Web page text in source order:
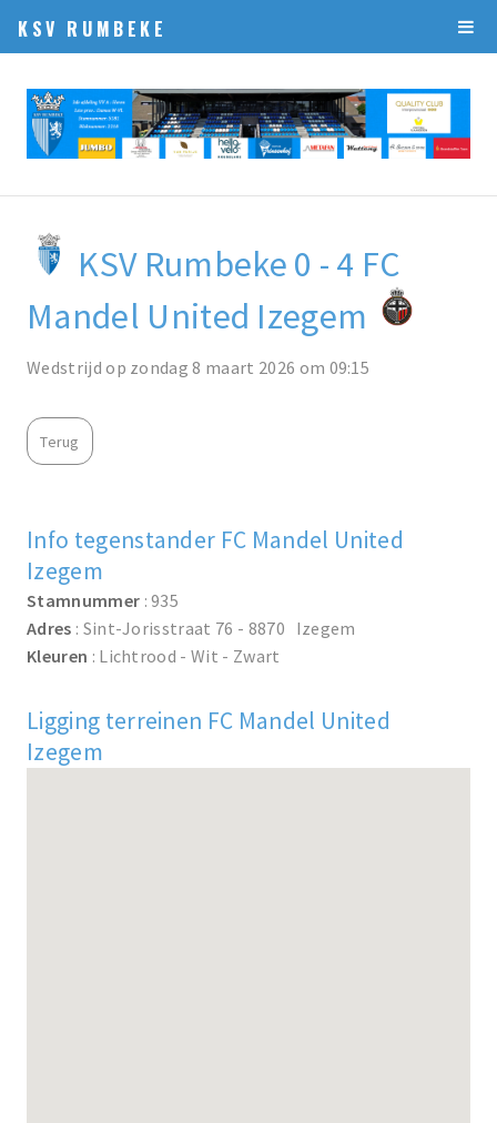
KSV RUMBEKE
KSV Rumbeke 0 - 4 FC
Mandel United Izegem
Wedstrijd op zondag 8 maart 2026 om 09:15
Terug
Info tegenstander FC Mandel United
Izegem
Stamnummer : 935
Adres : Sint-Jorisstraat 76 - 8870 Izegem
Kleuren : Lichtrood - Wit - Zwart
Ligging terreinen FC Mandel United
Izegem